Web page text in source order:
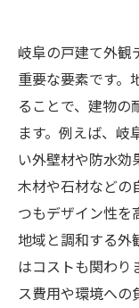
岐阜の戸建て外観
重要な要素です。
ることで、建物の
ます。例えば、
い外壁材や防水効
木材や石材などの
つもデザイン性を
地域と調和する外
はコストも関わり
ス費用や環境への